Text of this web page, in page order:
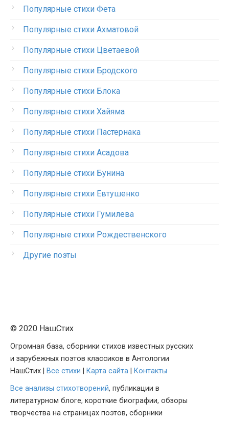
Популярные стихи Фета
Популярные стихи Ахматовой
Популярные стихи Цветаевой
Популярные стихи Бродского
Популярные стихи Блока
Популярные стихи Хайяма
Популярные стихи Пастернака
Популярные стихи Асадова
Популярные стихи Бунина
Популярные стихи Евтушенко
Популярные стихи Гумилева
Популярные стихи Рождественского
Другие поэты
© 2020 НашСтих
Огромная база, сборники стихов известных русских
и зарубежных поэтов классиков в Антологии
НашСтих |
Все стихи Карта сайта
Контакты
Все анализы стихотворений, публикации в
литературном блоге, короткие биографии, обзоры
творчества на страницах поэтов, сборники